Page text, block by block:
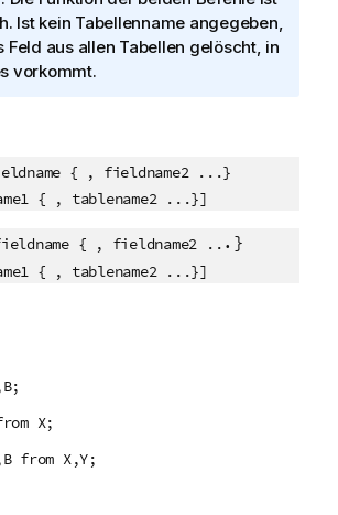
Ist kein Tabellenname angegeben,
Feld aus allen Tabellen gelöscht, in
vorkommt.
{ , fieldname2 ...}
{ , tablename2 ...}]
{ , fieldname2 .. .}
{ , tablename2 ...}]
X;
from X,Y;